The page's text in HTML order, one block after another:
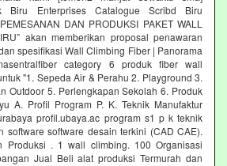
Biru Enterprises Catalogue Scribd Biru
DAN PRODUKSI PAKET WALL
akan memberikan proposal penawaran
spesifikasi Wall Climbing Fiber | Panorama
category 6 produk fiber wall
"1. Sepeda Air & Perahu 2. Playground 3.
Outdoor 5. Perlengkapan Sekolah 6. Produk
A. Profil Program P. K. Teknik Manufaktur
profil.ubaya.ac program s1 p k teknik
software software desain terkini (CAD CAE).
Produksi . 1 wall climbing. 100 Organisasi
Jual Beli alat produksi Termurah dan